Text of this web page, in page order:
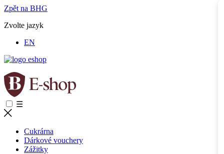
Zpět na BHG
Zvolte jazyk
EN
☰
Cukrárna
Dárkové vouchery
Zážitky